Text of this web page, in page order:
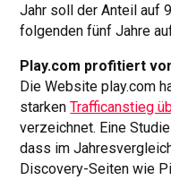
Jahr soll der Anteil auf
folgenden fünf Jahre
Play.com profitiert
Die Website play.com
starkenTrafficanstieg
verzeichnet. Eine
dass im
Discovery-Seiten wie